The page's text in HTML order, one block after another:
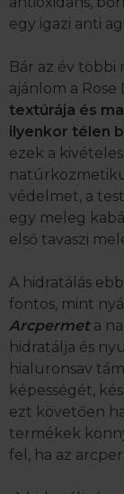
egy igazi anti
Bár az év
ajánlom a
textúrája és
ilyenkor télen
ezek a
védelmet, a
egy meleg
első tavaszi
A hidratálás
fontos, mint
Arcpermeta
hidratálja és
hialuronsav
képességét,
ezt követően
termékek
fel, ha az